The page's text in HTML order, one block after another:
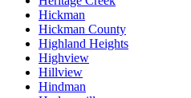
Hickman
Hickman County
Highland Heights
Highview
Hillview
Hindman